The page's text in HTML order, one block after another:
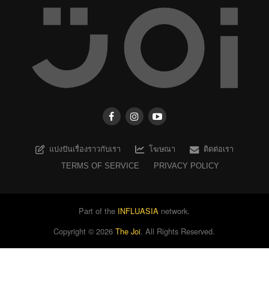
แบ่งปันเรื่องราวกับเรา โฆษณา
ติดต่อเรา
TERMS OF SERVICE
PRIVACY POLICY
Part of the INFLUASIA network.
Copyright ©2026 The Joi. All Rights Reserved.